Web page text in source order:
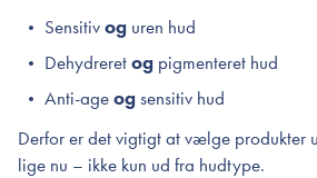
Sensitivog uren hud
Dehydreretog pigmenteret hud
Anti-ageogsensitiv hud
Derfor er det vigtigt at vælge produkter
lige nu – ikke kun ud fra hudtype.